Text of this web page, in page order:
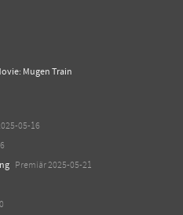
Mugen Train
05-16
Premiär 2025-05-21